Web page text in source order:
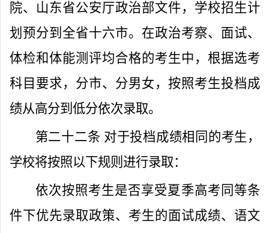
院、山东省公安厅政治部文件，学校招生计
划预分到全省十六市。在政治考察、面试、
体检和体能测评均合格的考生中，根据选考
科目要求，分市、分男女，按照考生投档成
绩从高分到低分依次录取。
第二十二条 对于投档成绩相同的考生，
学校将按照以下规则进行录取：
依次按照考生是否享受夏季高考同等条
件下优先录取政策、考生的面试成绩、语文